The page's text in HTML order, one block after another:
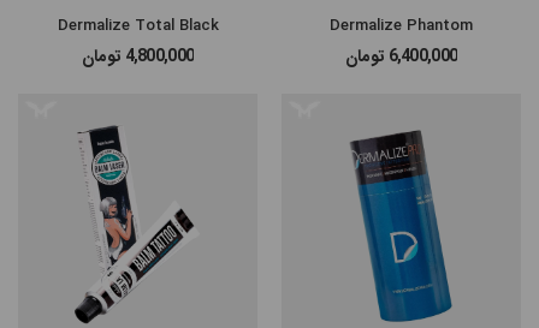
Dermalize Phantom
6,400,000 تومان
Dermalize Total Black
4,800,000 تومان